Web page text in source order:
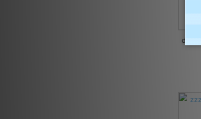
doddl